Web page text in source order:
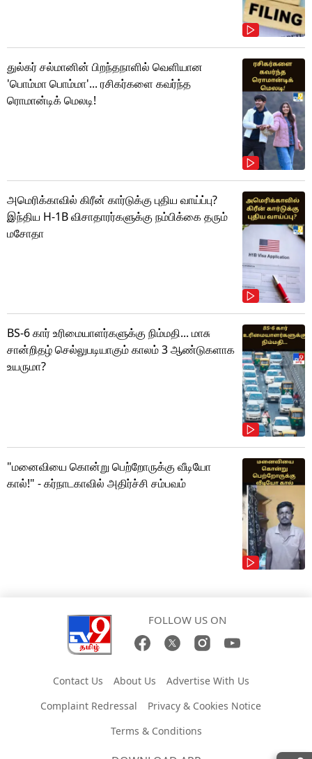
துல்கர் சல்மானின் பிறந்தநாளில் வெளியான
'பொம்மா பொம்மா'... ரசிகர்களை கவர்ந்த
ரொமான்டிக் மெலடி!
அமெரிக்காவில் கிரீன் கார்டுக்கு புதிய வாய்ப்பு?
இந்திய H-1B விசாதாரர்களுக்கு நம்பிக்கை தரும்
மசோதா
BS-6 கார் உரிமையாளர்களுக்கு நிம்மதி... மாசு
சான்றிதழ் செல்லுபடியாகும் காலம் 3 ஆண்டுகளாக
உயருமா?
"மனைவியை கொன்று பெற்றோருக்கு வீடியோ
கால்!" - கர்நாடகாவில் அதிர்ச்சி சம்பவம்
FOLLOW US ON
Contact Us About Us
Advertise With Us
Complaint Redressal
Privacy & Cookies Notice
Terms & Conditions